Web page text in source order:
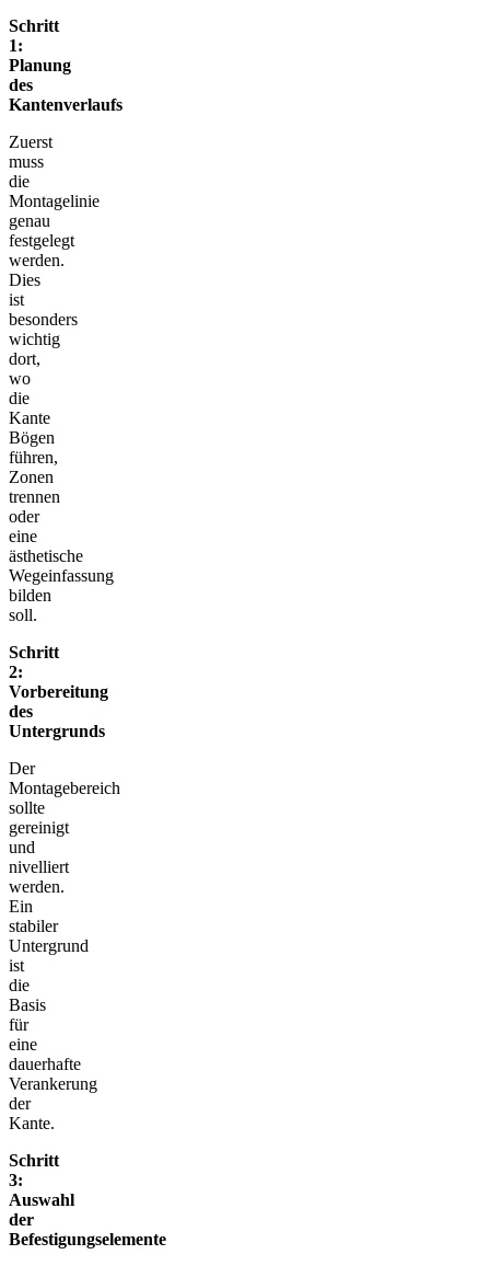
Schritt
1:
Planung
des
Kantenverlaufs
Zuerst
muss
die
Montagelinie
genau
festgelegt
werden.
Dies
ist
besonders
wichtig
dort,
wo
die
Kante
Bögen
führen,
Zonen
trennen
oder
eine
ästhetische
Wegeinfassung
bilden
soll.
Schritt
2:
Vorbereitung
des
Untergrunds
Der
Montagebereich
sollte
gereinigt
und
nivelliert
werden.
Ein
stabiler
Untergrund
ist
die
Basis
für
eine
dauerhafte
Verankerung
der
Kante.
Schritt
3:
Auswahl
der
Befestigungselemente